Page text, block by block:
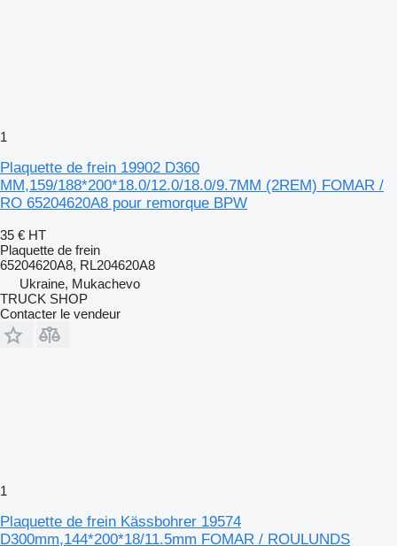
1
Plaquette de frein 19902 D360
MM,159/188*200*18.0/12.0/18.0/9.7MM (2REM) FOMAR /
RO 65204620A8 pour remorque BPW
35 € HT
Plaquette de frein
65204620A8, RL204620A8
Ukraine, Mukachevo
TRUCK SHOP
Contacter le vendeur
1
Plaquette de frein Kässbohrer 19574
D300mm,144*200*18/11.5mm FOMAR / ROULUNDS